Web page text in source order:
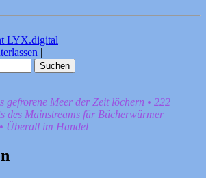
LYX.digital
gefrorene Meer der Zeit löchern • 222
des Mainstreams für Bücherwürmer
Überall im Handel